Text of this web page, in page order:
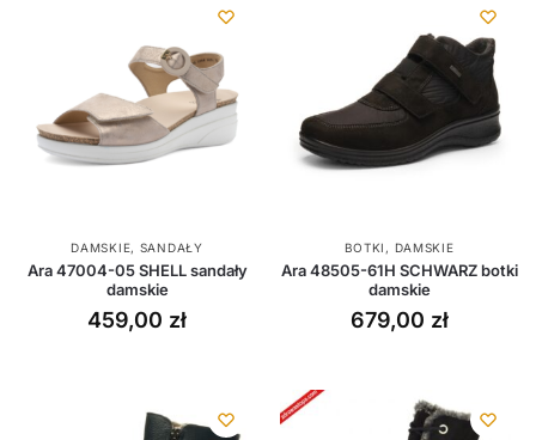
DAMSKIE, SANDAŁY
Ara 47004-05 SHELL sandały
damskie
459,00 zł
BOTKI , DAMSKIE
Ara 48505-61H SCHWARZ botki
damskie
679,00 zł